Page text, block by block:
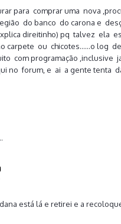
para comprar uma nova
do banco do carona e
direitinho) pq talvez ela
carpete ou chicotes......o log
com programação ,inclusive
no forum, e ai a gente tenta
está lá e retirei e a